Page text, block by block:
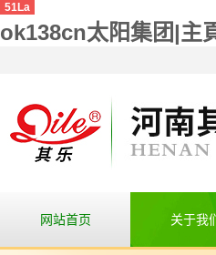
51La
ok138cn太阳集团|主
网站首页 关于我